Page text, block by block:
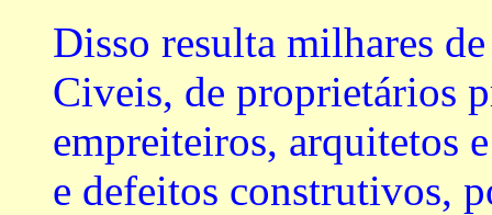
Disso resulta milhares
Civeis, de proprietários
empreiteiros, arquitetos
e defeitos construtivos,